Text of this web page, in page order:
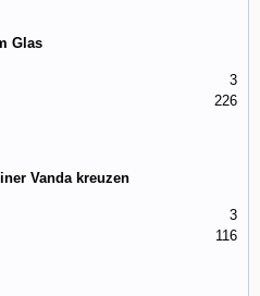
Glas
3
226
Vanda kreuzen
3
116